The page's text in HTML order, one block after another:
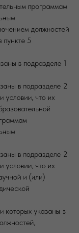
программам
должностей
пункте 5
в подразделе 1
в подразделе 2
условии, что их
в подразделе 2
условии, что их
и (или)
которых указаны в